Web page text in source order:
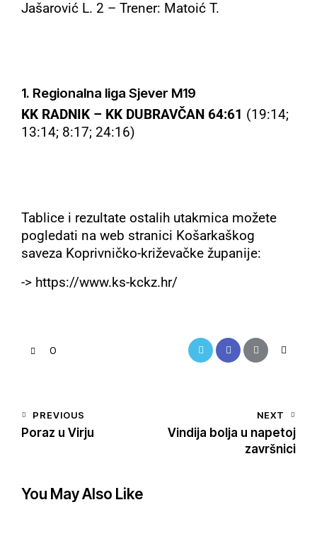
Jašarović L. 2 – Trener: Matoić T.
1. Regionalna liga Sjever M19
KK RADNIK – KK DUBRAVČAN 64:61 (19:14;
13:14; 8:17; 24:16)
Tablice i rezultate ostalih utakmica možete
pogledati na web stranici Košarkaškog
saveza Koprivničko-križevačke županije:
-> https://www.ks-kckz.hr/
0
PREVIOUS
Poraz u Virju
NEXT
Vindija bolja u napetoj
završnici
You May Also Like